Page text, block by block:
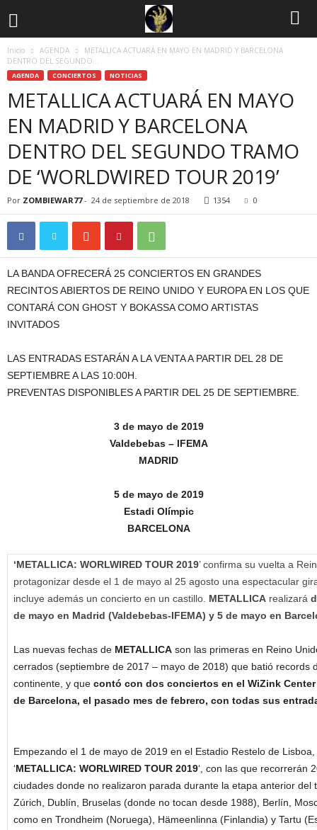
Inicio AGENDA
METALLICA ACTUARÁ EN MAYO EN MADRID Y BARCELONA
DENTRO DEL SEGUNDO...
AGENDA CONCIERTOS NOTICIAS
METALLICA ACTUARÁ EN MAYO
EN MADRID Y BARCELONA
DENTRO DEL SEGUNDO TRAMO
DE ‘WORLDWIRED TOUR 2019’
Por ZOMBIEWAR77- 24 de septiembre de 2018 1354 0
LA BANDA OFRECERÁ 25 CONCIERTOS EN GRANDES
RECINTOS ABIERTOS DE REINO UNIDO Y EUROPA EN LOS QUE
CONTARÁ CON GHOST Y BOKASSA COMO ARTISTAS
INVITADOS
LAS ENTRADAS ESTARÁN A LA VENTA A PARTIR DEL 28 DE
SEPTIEMBRE A LAS 10:00H.
PREVENTAS DISPONIBLES A PARTIR DEL 25 DE SEPTIEMBRE.
3 de mayo de 2019
Valdebebas – IFEMA
MADRID
5 de mayo de 2019
Estadi Olímpic
BARCELONA
‘METALLICA: WORLWIRED TOUR 2019’ confirma su vuelta a
protagonizar desde el 1 de mayo al 25 agosto una espectacular
incluye además un concierto en un castillo. METALLICA realizará
de mayo en Madrid (Valdebebas-IFEMA) y 5 de mayo en
Las nuevas fechas de METALLICA son las primeras en Reino
cerrados (septiembre de 2017 – mayo de 2018) que batió records
continente, y que contó con dos conciertos en el WiZink
de Barcelona, el pasado mes de febrero, con todas sus
Empezando el 1 de mayo de 2019 en el Estadio Restelo de
‘METALLICA: WORLWIRED TOUR 2019‘, con las que recorrerán
ciudades donde no realizaron parada durante la etapa anterior del
Zúrich, Dublín, Bruselas (donde no tocan desde 1988), Berlín,
como en Trondheim (Noruega), Hämeenlinna (Finlandia) y Tartu